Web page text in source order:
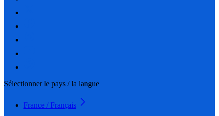
Sélectionner le pays / la langue
France / Français